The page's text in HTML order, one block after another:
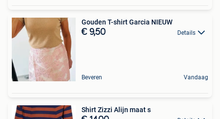
Gouden T-shirt Garcia NIEUW
€ 9,50 Details
Beveren Vandaag
Shirt Zizzi Alijn maat s